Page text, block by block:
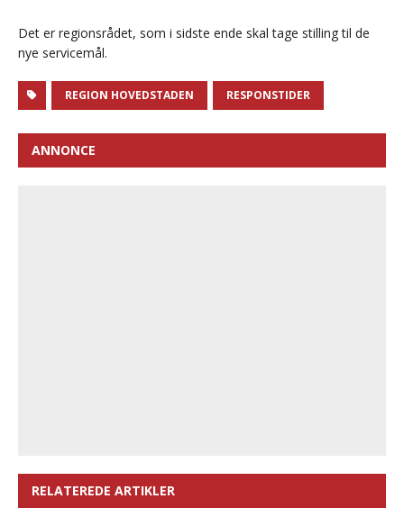
Det er regionsrådet, som i sidste ende skal tage stilling til de
nye servicemål.
REGION HOVEDSTADEN RESPONSTIDER
ANNONCE
RELATEREDE ARTIKLER